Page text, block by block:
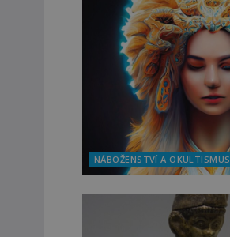
NÁBOŽENSTVÍ A OKULTISMUS